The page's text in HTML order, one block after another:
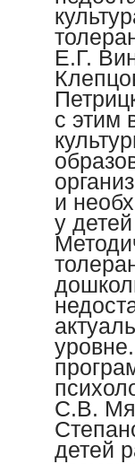
Е.Г.
с этим
и
у
C.B.
детей